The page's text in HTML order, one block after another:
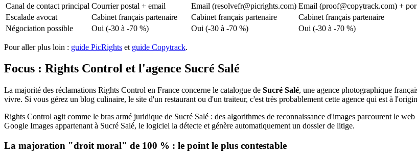
Canal de contact principal Courrier postal + email Email (resolvefr@picrights.com) Email (proof@copytrack.com) +
Escalade avocat
Cabinet français partenaire Cabinet français partenaire
Cabinet français partenaire
Négociation possible
Oui (-30 à -70 %) Oui (-30 à -70 %) Oui (-30 à -70 %)
Pour aller plus loin : guide PicRights et guide Copytrack.
Focus : Rights Control et l'agence Sucré Salé
La majorité des réclamations Rights Control en France concerne le catalogue de Sucré Salé, une agence photographique
vivre. Si vous gérez un blog culinaire, le site d'un restaurant ou d'un traiteur, c'est très probablement cette agence qui est à
Rights Control agit comme le bras armé juridique de Sucré Salé : des algorithmes de reconnaissance d'images parcourent le
Google Images appartenant à Sucré Salé, le logiciel la détecte et génère automatiquement un dossier de litige.
La majoration "droit moral" de 100 % : le point le plus contestable